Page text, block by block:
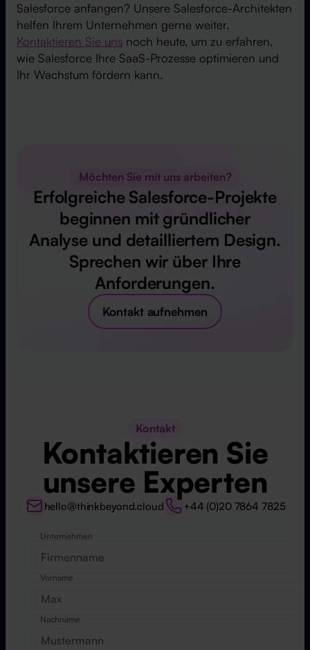
Salesforce anfangen? Unsere Salesforce-Architekten
helfen Ihrem Unternehmen gerne weiter.
Kontaktieren Sie uns noch heute, um zu erfahren,
wie Salesforce Ihre SaaS-Prozesse optimieren und
Ihr Wachstum fördern kann.
Möchten Sie mit uns arbeiten?
Erfolgreiche Salesforce-Projekte
beginnen mit gründlicher
Analyse und detailliertem Design.
Sprechen wir über Ihre
Anforderungen.
Kontakt aufnehmen
Kontakt
Kontaktieren Sie
unsere Experten
hello@thinkbeyond.cloud +44 (0)20 7864 7825
Unternehmen
Vorname
Nachname